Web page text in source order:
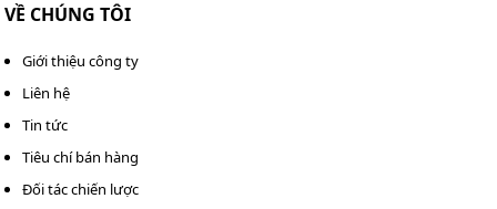
VỀ CHÚNG TÔI
Giới thiệu công ty
Liên hệ
Tin tức
Tiêu chí bán hàng
Đối tác chiến lược